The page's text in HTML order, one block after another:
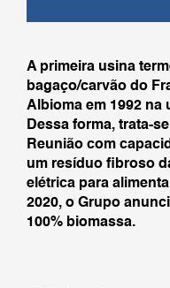
A primeira usina
bagaço/carvão do
Albioma em 1992 na
Dessa forma, trata-
Reunião com
um resíduo fibroso
elétrica para
2020, o Grupo
100% biomassa.